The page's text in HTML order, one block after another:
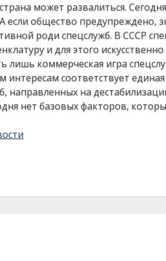
может развалиться.
если общество
роди спецслужб. В СССР
и для этого
лишь коммерческая игра
соответствует единая
направленных на
нет базовых факторов,